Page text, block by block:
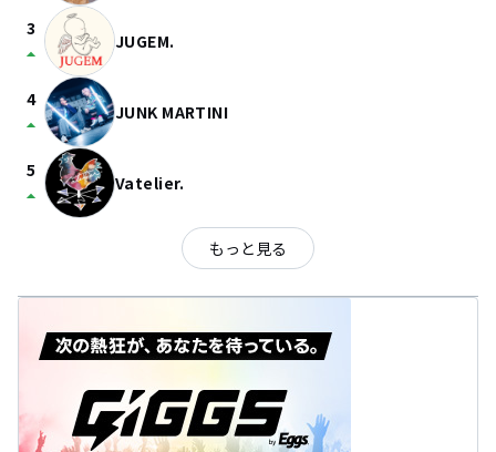
3
arrow_drop_up JUGEM.
4
arrow_drop_up JUNK MARTINI
5
arrow_drop_up Vatelier.
もっと見る